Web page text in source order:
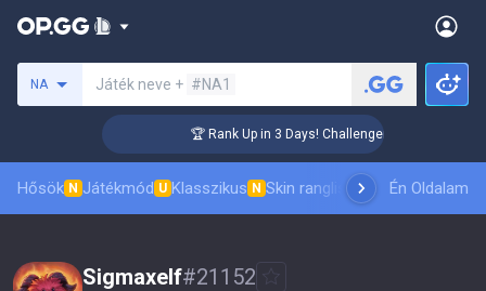
NA Játék neve + #NA1
🏆 Rank Up in 3 Days! Challenger Coaching
Hősök N Játékmód U Klasszikus N Skin ranglistaVezetőlistákPro
Én Oldalam
Sigmaxelf#21152